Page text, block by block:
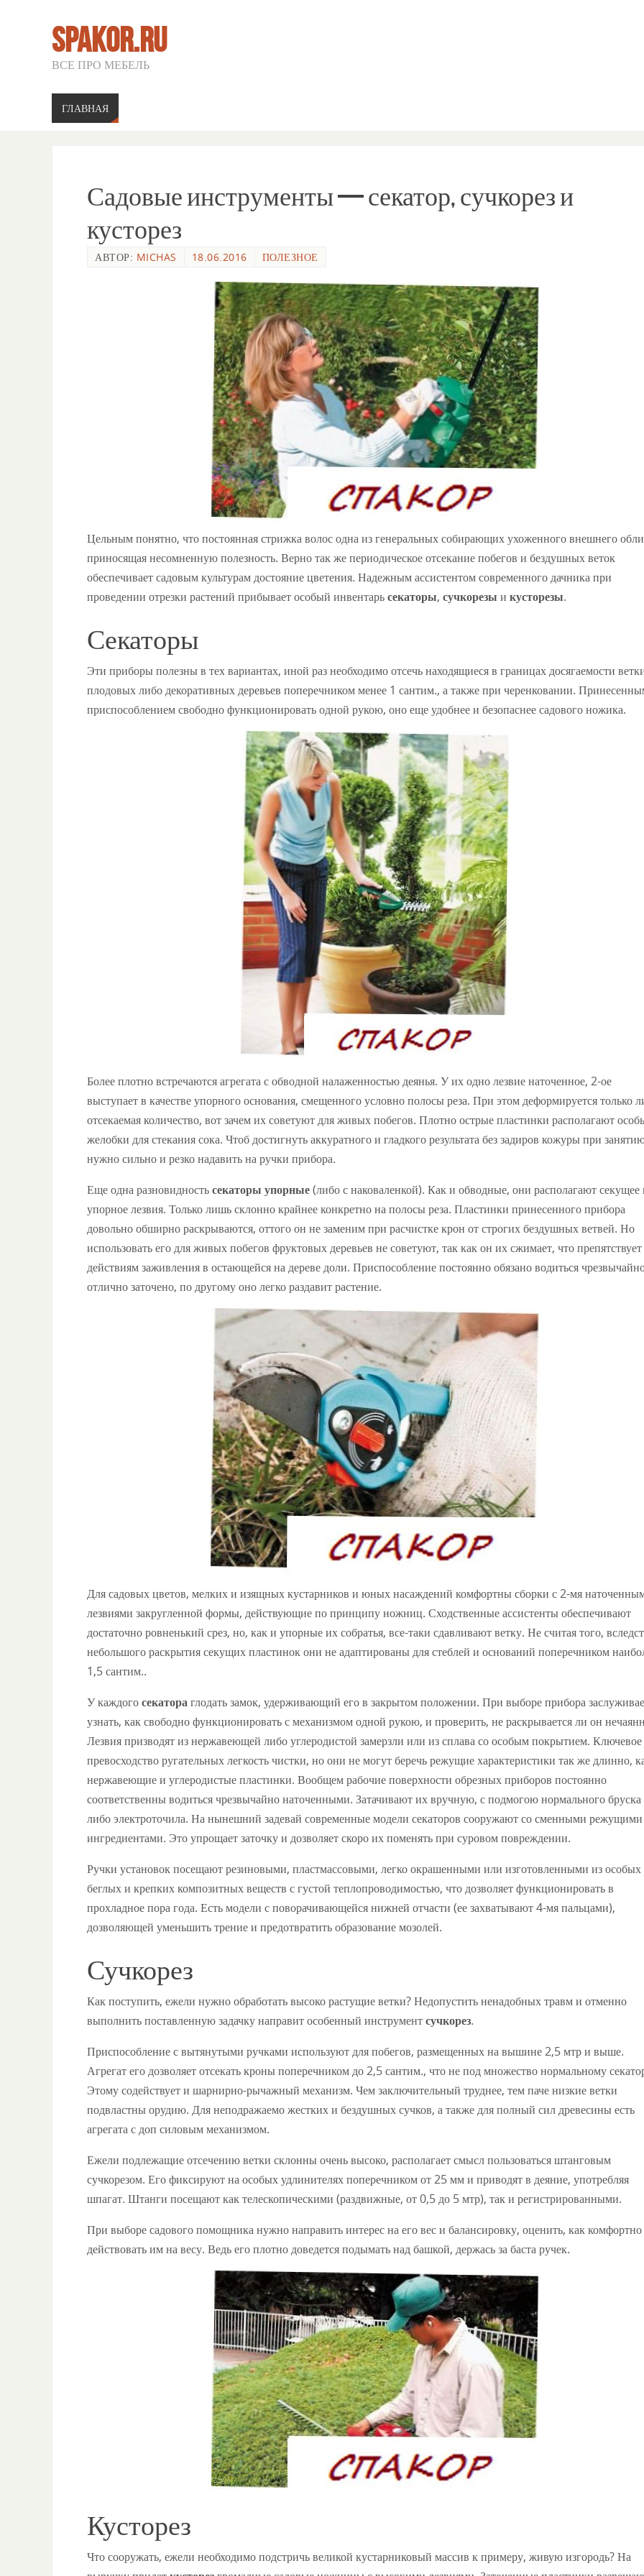
SPAKOR.RU
ВСЕ ПРО МЕБЕЛЬ
ГЛАВНАЯ
Садовые инструменты — секатор, сучкорез и
кусторез
АВТОР: MICHAS 18.06.2016 ПОЛЕЗНОЕ
Цельным понятно, что постоянная стрижка волос одна из генеральных собирающих ухоженного внешнего
приносящая несомненную полезность. Верно так же периодическое отсекание побегов и бездушных веток
обеспечивает садовым культурам достояние цветения. Надежным ассистентом современного дачника при
проведении отрезки растений прибывает особый инвентарьсекаторы, сучкорезы и кусторезы.
Секаторы
Эти приборы полезны в тех вариантах, иной раз необходимо отсечь находящиеся в границах досягаемости
плодовых либо декоративных деревьев поперечником менее 1 сантим., а также при черенковании.
приспособлением свободно функционировать одной рукою, оно еще удобнее и безопаснее садового ножика.
Более плотно встречаются агрегата с обводной налаженностью деянья. У их одно лезвие наточенное, 2-ое
выступает в качестве упорного основания, смещенного условно полосы реза. При этом деформируется только
отсекаемая количество, вот зачем их советуют для живых побегов. Плотно острые пластинки располагают
желобки для стекания сока. Чтоб достигнуть аккуратного и гладкого результата без задиров кожуры при
нужно сильно и резко надавить на ручки прибора.
Еще одна разновидностьсекаторы упорные(либо с наковаленкой). Как и обводные, они располагают секущее
упорное лезвия. Только лишь склонно крайнее конкретно на полосы реза. Пластинки принесенного прибора
довольно обширно раскрываются, оттого он не заменим при расчистке крон от строгих бездушных ветвей. Но
использовать его для живых побегов фруктовых деревьев не советуют, так как он их сжимает, что препятствует
действиям заживления в остающейся на дереве доли. Приспособление постоянно обязано водиться
отлично заточено, по другому оно легко раздавит растение.
Для садовых цветов, мелких и изящных кустарников и юных насаждений комфортны сборки с 2-мя
лезвиями закругленной формы, действующие по принципу ножниц. Сходственные ассистенты обеспечивают
достаточно ровненький срез, но, как и упорные их собратья, все-таки сдавливают ветку. Не считая того,
небольшого раскрытия секущих пластинок они не адаптированы для стеблей и оснований поперечником
1,5 сантим..
У каждогосекатораглодать замок, удерживающий его в закрытом положении. При выборе прибора
узнать, как свободно функционировать с механизмом одной рукою, и проверить, не раскрывается ли он
Лезвия призводят из нержавеющей либо углеродистой замерзли или из сплава со особым покрытием. Ключевое
превосходство ругательных легкость чистки, но они не могут беречь режущие характеристики так же длинно,
нержавеющие и углеродистые пластинки. Вообщем рабочие поверхности обрезных приборов постоянно
соответственны водиться чрезвычайно наточенными. Затачивают их вручную, с подмогою нормального бруска
либо электроточила. На нынешний задевай современные модели секаторов сооружают со сменными режущими
ингредиентами. Это упрощает заточку и дозволяет скоро их поменять при суровом повреждении.
Ручки установок посещают резиновыми, пластмассовыми, легко окрашенными или изготовленными из особых
беглых и крепких композитных веществ с густой теплопроводимостью, что дозволяет функционировать в
прохладное пора года. Есть модели с поворачивающейся нижней отчасти (ее захватывают 4-мя пальцами),
дозволяющей уменьшить трение и предотвратить образование мозолей.
Сучкорез
Как поступить, ежели нужно обработать высоко растущие ветки? Недопустить ненадобных травм и отменно
выполнить поставленную задачку направит особенный инструментсучкорез.
Приспособление с вытянутыми ручками используют для побегов, размещенных на вышине 2,5 мтр и выше.
Агрегат его дозволяет отсекать кроны поперечником до 2,5 сантим., что не под множество нормальному
Этому содействует и шарнирно-рычажный механизм. Чем заключительный труднее, тем паче низкие ветки
подвластны орудию. Для неподражаемо жестких и бездушных сучков, а также для полный сил древесины есть
агрегата с доп силовым механизмом.
Ежели подлежащие отсечению ветки склонны очень высоко, располагает смысл пользоваться штанговым
сучкорезом. Его фиксируют на особых удлинителях поперечником от 25 мм и приводят в деяние, употребляя
шпагат. Штанги посещают как телескопическими (раздвижные, от 0,5 до 5 мтр), так и регистрированными.
При выборе садового помощника нужно направить интерес на его вес и балансировку, оценить, как комфортно
действовать им на весу. Ведь его плотно доведется подымать над башкой, держась за баста ручек.
Кусторез
Что сооружать, ежели необходимо подстричь великой кустарниковый массив к примеру, живую изгородь? На